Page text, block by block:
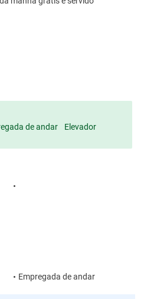
de andar
Elevador
Empregada de andar